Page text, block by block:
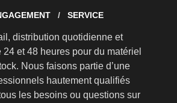
SERVICE
distribution quotidienne et
24 et 48 heures pour du matériel
Nous faisons partie d’une
hautement qualifiés
les besoins ou questions sur